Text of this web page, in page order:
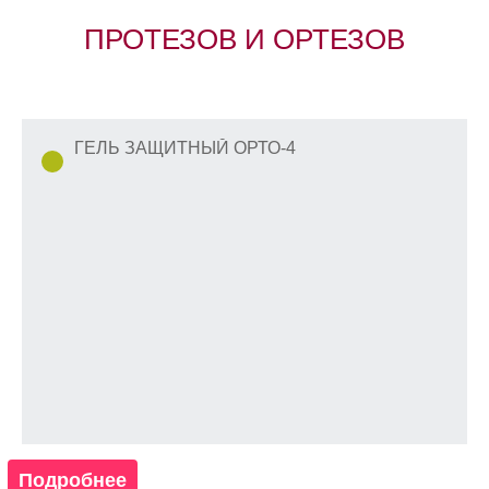
ПРОТЕЗОВ И ОРТЕЗОВ
ГЕЛЬ ЗАЩИТНЫЙ ОРТО-4
Подробнее